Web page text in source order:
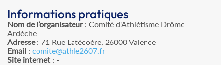
Informations pratiques
Nom de l’organisateur: Comité d'Athlétisme Drôme
Ardèche
Adresse: 71 Rue Latécoère, 26000 Valence
Email : comite@athle2607.fr
Site internet : -